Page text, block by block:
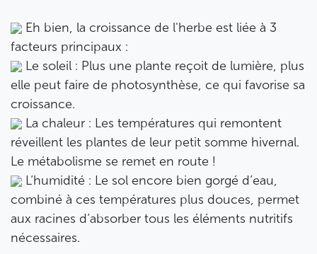
Eh bien, la croissance de l'herbe est liée à 3
facteurs principaux :
Le soleil : Plus une plante reçoit de lumière, plus
elle peut faire de photosynthèse, ce qui favorise sa
croissance.
La chaleur : Les températures qui remontent
réveillent les plantes de leur petit somme hivernal.
Le métabolisme se remet en route !
L’humidité : Le sol encore bien gorgé d’eau,
combiné à ces températures plus douces, permet
aux racines d’absorber tous les éléments nutritifs
nécessaires.